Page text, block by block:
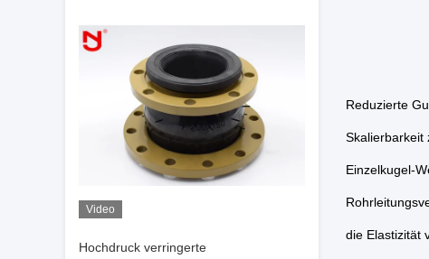
Video
Hochdruck verringerte
Reduzierte
Skalierbarkeit
Einzelkugel-
die Elastizität